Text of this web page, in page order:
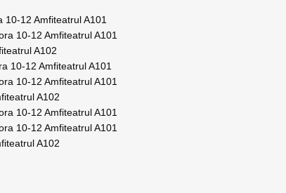
12 Amfiteatrul A101
10-12 Amfiteatrul A101
A102
10-12 Amfiteatrul A101
10-12 Amfiteatrul A101
A102
10-12 Amfiteatrul A101
10-12 Amfiteatrul A101
A102